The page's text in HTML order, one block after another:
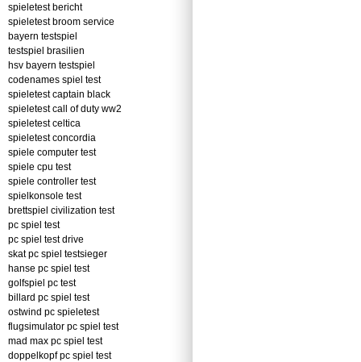
spieletest bericht
spieletest broom service
bayern testspiel
testspiel brasilien
hsv bayern testspiel
codenames spiel test
spieletest captain black
spieletest call of duty ww2
spieletest celtica
spieletest concordia
spiele computer test
spiele cpu test
spiele controller test
spielkonsole test
brettspiel civilization test
pc spiel test
pc spiel test drive
skat pc spiel testsieger
hanse pc spiel test
golfspiel pc test
billard pc spiel test
ostwind pc spieletest
flugsimulator pc spiel test
mad max pc spiel test
doppelkopf pc spiel test